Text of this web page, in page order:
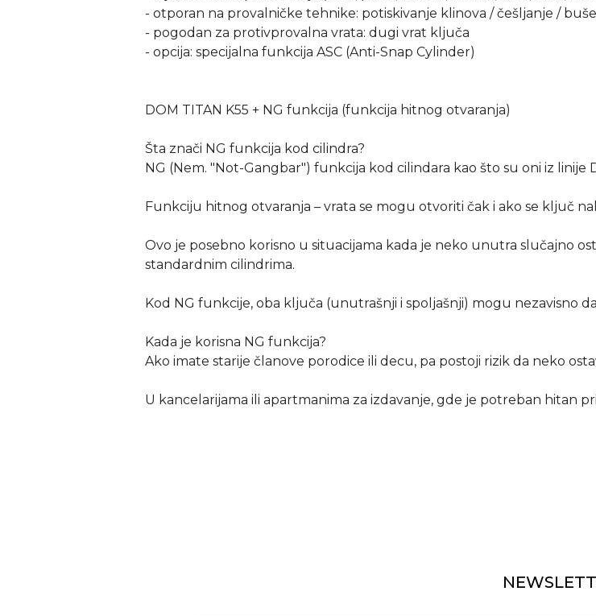
- otporan na provalničke tehnike: potiskivanje klinova / češljanje /
- pogodan za protivprovalna vrata: dugi vrat ključa
- opcija: specijalna funkcija ASC (Anti-Snap Cylinder)
DOM TITAN K55 + NG funkcija (funkcija hitnog otvaranja)
Šta znači NG funkcija kod cilindra?
NG (Nem. "Not-Gangbar") funkcija kod cilindara kao što su oni iz linije
Funkciju hitnog otvaranja – vrata se mogu otvoriti čak i ako se ključ
Ovo je posebno korisno u situacijama kada je neko unutra slučajno
standardnim cilindrima.
Kod NG funkcije, oba ključa (unutrašnji i spoljašnji) mogu nezavisno
Kada je korisna NG funkcija?
Ako imate starije članove porodice ili decu, pa postoji rizik da neko
U kancelarijama ili apartmanima za izdavanje, gde je potreban hitan